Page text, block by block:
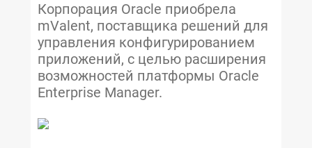
Корпорация Oracle приобрела
mValent, поставщика решений для
управления конфигурированием
приложений, с целью расширения
возможностей платформы Oracle
Enterprise Manager.